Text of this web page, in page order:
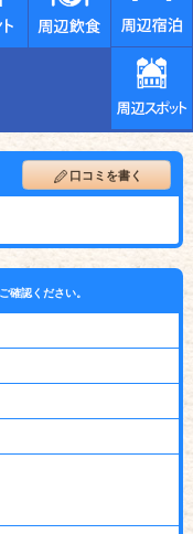
口コミを書く
確認ください。